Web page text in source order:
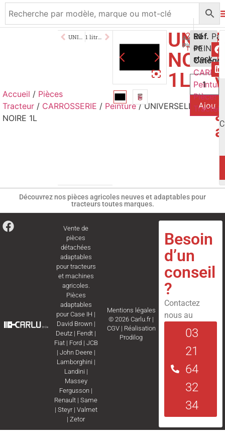
Accueil / Pièces
Tracteur / CARROSSERIE / Peinture/ UNIVERSELLE
NOIRE 1L
UNIVERSELLE BLANC 1L 1 litre Universelle Noire Haute T°
1L
Application
Pistolet/
21,50€
TTC
50
en
stock
Réf.
Peinture
Pièces
Tracteur
Découvrez nos pièces agricoles neuves et adaptables pour
tracteurs toutes marques.
Vente de
pièces
détachées
adaptables
pour tracteurs
et machines
agricoles.
Pièces
adaptables
pourCase IH |
David Brown|
Deutz | Fendt |
Fiat| Ford | JCB
| John Deere|
Lamborghini |
Landini |
Massey
Fergusson |
Renault |Same
| Steyr| Valmet
|Zetor
Mentions légales
© 2026 Carlu.fr |
CGV| Réalisation
Prodilog
Besoin
d’un
conseil
?
Contactez
nous au
03
21
64
32
34